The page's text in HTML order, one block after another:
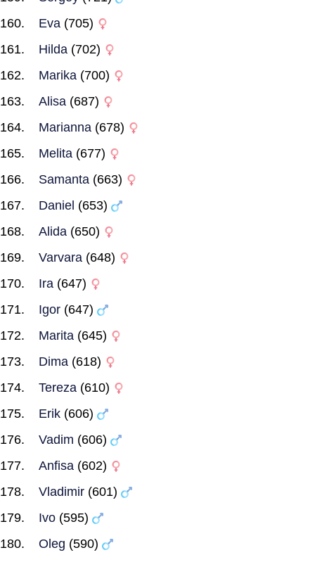
Eva (705)
Hilda (702)
Marika (700)
Alisa (687)
Marianna (678)
Melita (677)
Samanta (663)
Daniel (653)
Alida (650)
Varvara (648)
Ira (647)
Igor (647)
Marita (645)
Dima (618)
Tereza (610)
Erik (606)
Vadim (606)
Anfisa (602)
Vladimir (601)
Ivo (595)
Oleg (590)